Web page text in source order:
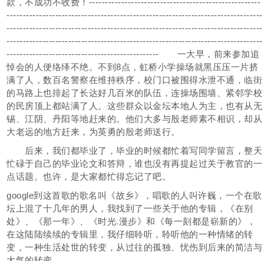
款，不成功不收费！-----------------------------------------------------
-------------------------------------------------------------------------------
-------------------------------------------------------------------------------
-------------------------------------------------------------------------------
----------------------------------------------- 一大早，前来参加追
悼会的人便络绎不绝。不到8点，虹桥小学操场就黑压压一片挤
满了人，数百名警察在维持秩序，校门口被围得水泄不通，临街
的马路上也排起了长达好几百米的队伍，连操场围墙、紧邻学校
的民房顶上都站满了人。这些群众以金坛本地人为主，也有从无
锡、江阴、丹阳等地赶来的。他们大多与殷老师素不相识，却从
大老远的地方赶来，为英勇的殷老师送行。
后来，我们都毕业了，毕业的时候都忙着写同学留言，整天
忙碌于自己的毕业论文和答辩，谁也没有再提起过关于教官的一
点话题。也许，是大家都忙得忘记了吧。
google到这首歌的歌名叫《故乡》，唱歌的人叫许巍，一个在歌
坛上混了十几年的男人，我找到了一些关于他的专辑，《在别
处》、《那一年》、《时光.漫步》和《每一刻都是崭新的》，
在这陆陆续续的专辑里，我仔细聆听，聆听他的一种情绪的转
变，一种生活处世的转变，从过往的孤独、忧伤到后来的简洁与